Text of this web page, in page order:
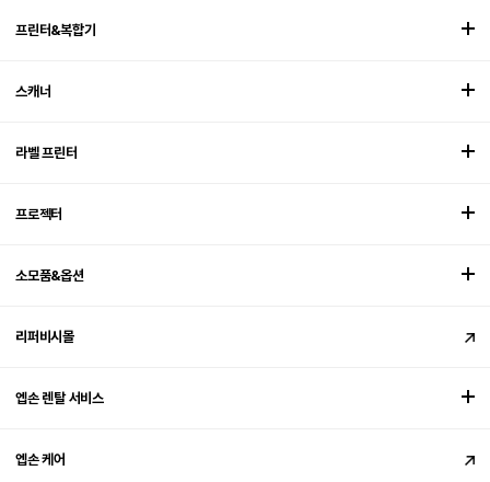
프린터&복합기
스캐너
라벨 프린터
프로젝터
소모품&옵션
리퍼비시몰
엡손 렌탈 서비스
엡손 케어